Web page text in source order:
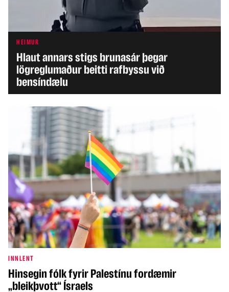
HEIMUR
Hlaut annars stigs brunasár þegar
lögreglumaður beitti rafbyssu við
bensíndælu
INNLENT
Hinsegin fólk fyrir Palestínu fordæmir
„bleikþvott“ Ísraels